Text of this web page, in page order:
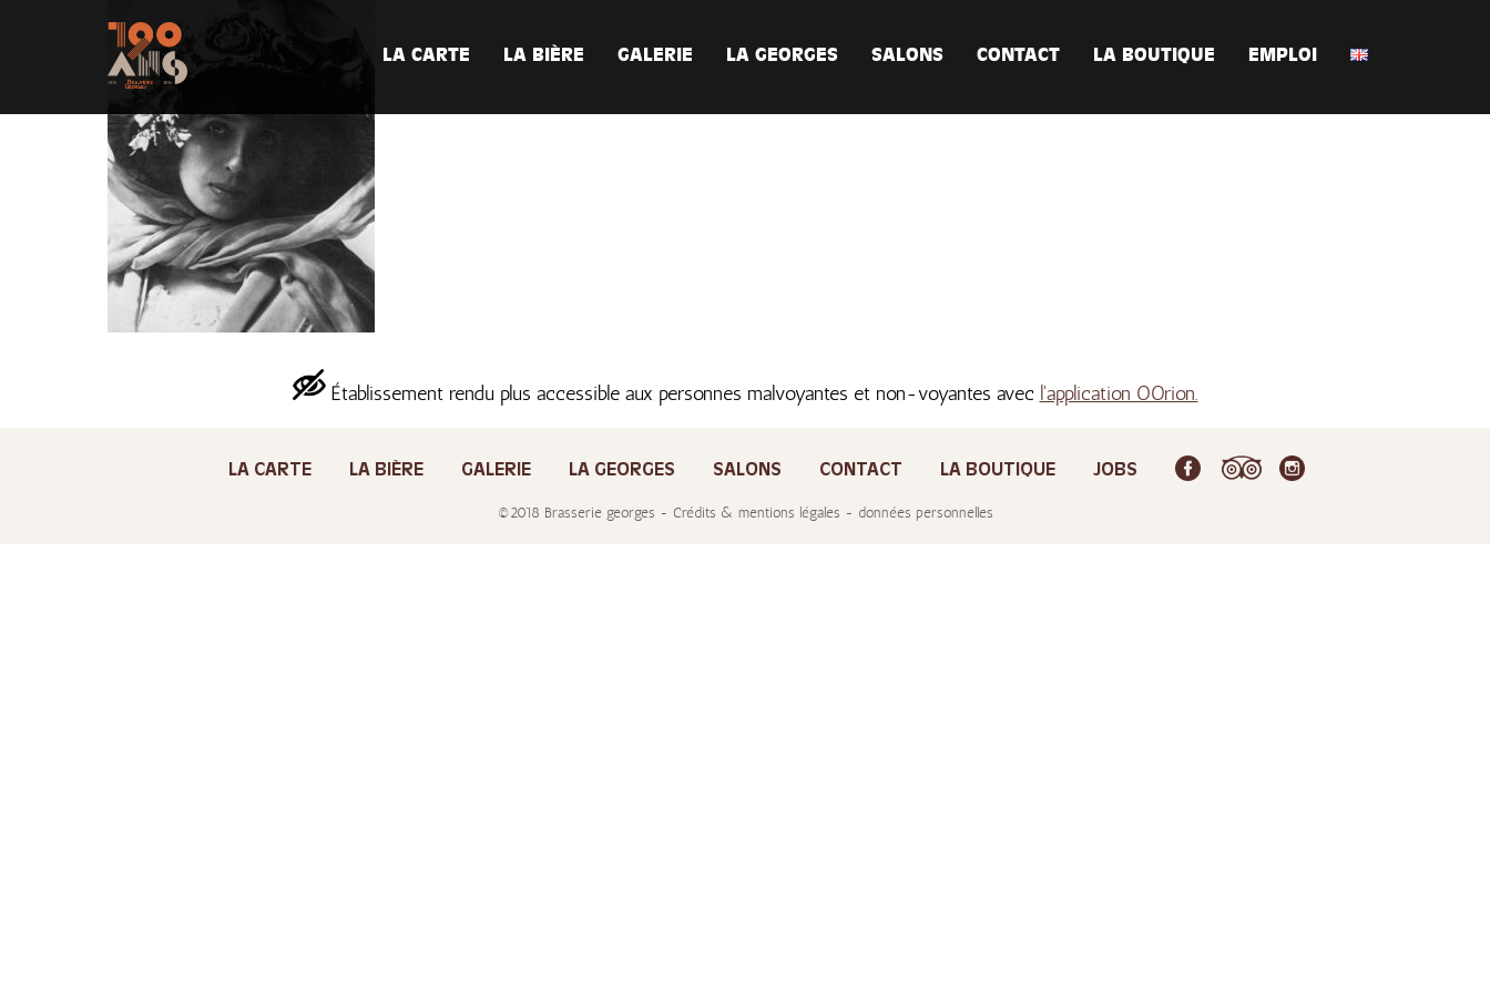
LA CARTE LA BIÈRE GALERIE LA GEORGES SALONS CONTACT LA BOUTIQUE EMPLOI
Établissement rendu plus accessible aux personnes malvoyantes et non-voyantes avec l'application OOrion.
LA CARTE LA BIÈRE GALERIE LA GEORGES SALONS CONTACT LA BOUTIQUE JOBS
©2018 Brasserie georges - Crédits & mentions légales - données personnelles